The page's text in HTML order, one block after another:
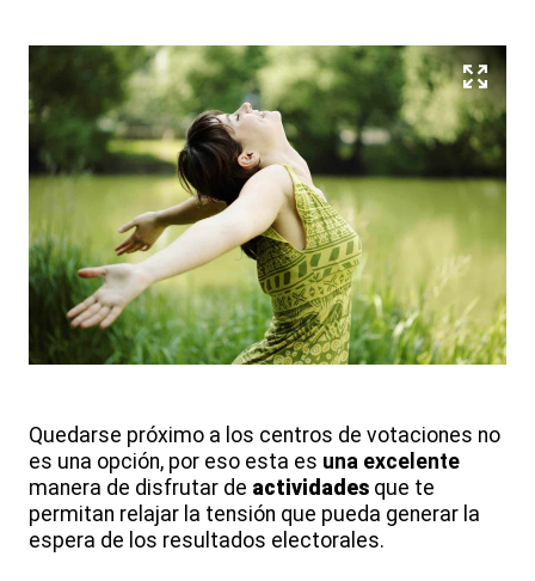
Quedarse próximo a los centros de votaciones no
es una opción, por eso esta es una excelente
manera de disfrutar de actividades que te
permitan relajar la tensión que pueda generar la
espera de los resultados electorales.